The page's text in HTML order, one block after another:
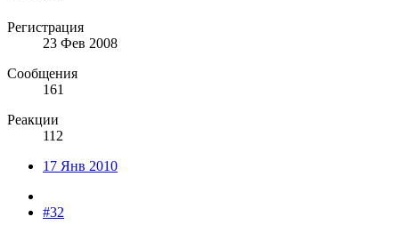
Регистрация
23 Фев 2008
Сообщения
161
Реакции
112
17 Янв 2010
#32